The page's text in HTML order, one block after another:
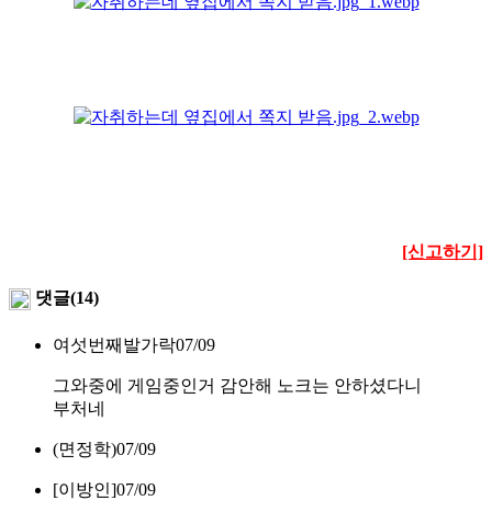
[신고하기]
댓글(14)
여섯번째발가락07/09
그와중에 게임중인거 감안해 노크는 안하셨다니
부처네
(면정학)07/09
[이방인]07/09